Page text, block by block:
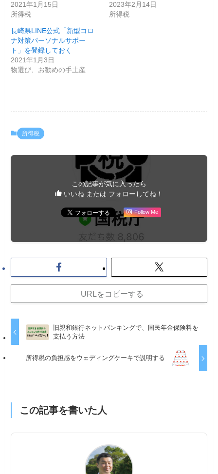
2021年1月15日
所得税
2023年2月14日
所得税
長崎県LINE公式「新型コロ
ナ対策パーソナルサポー
ト」を登録しておく
2021年1月3日
物選び、お勧めの手土産
所得税
この記事が気に入ったら
いいね または フォローしてね！
Follow Me
URLをコピーする
旧親和銀行ネットバンキングで、国民年金保険料を
支払う方法
所得税の負担感をウェディングケーキで説明する
この記事を書いた人